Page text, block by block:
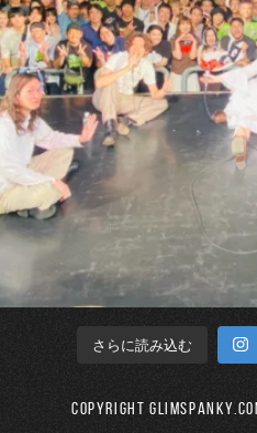
さらに読み込む
Copyright